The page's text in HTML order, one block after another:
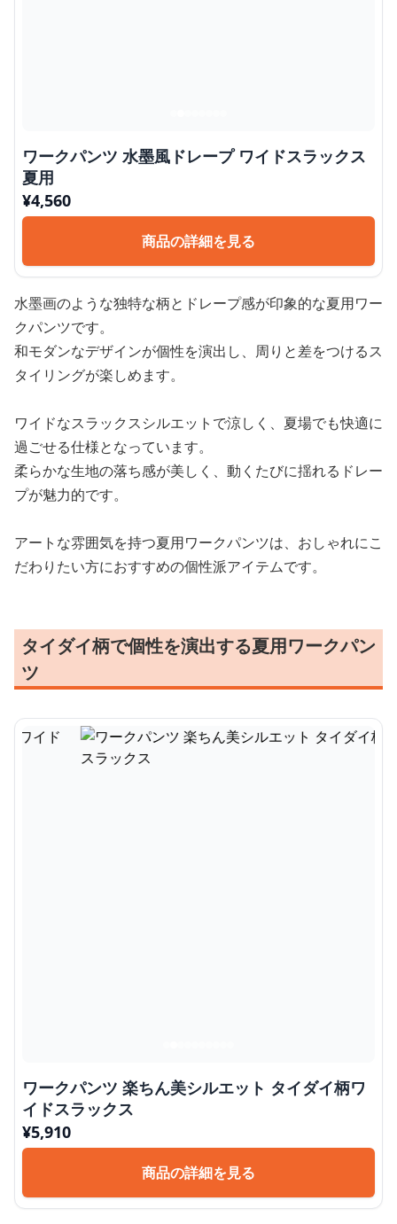
ワークパンツ 水墨風ドレープ ワイドスラックス
夏用
¥4,560
商品の詳細を見る
水墨画のような独特な柄とドレープ感が印象的な夏用ワー
クパンツです。
和モダンなデザインが個性を演出し、周りと差をつけるス
タイリングが楽しめます。
ワイドなスラックスシルエットで涼しく、夏場でも快適に
過ごせる仕様となっています。
柔らかな生地の落ち感が美しく、動くたびに揺れるドレー
プが魅力的です。
アートな雰囲気を持つ夏用ワークパンツは、おしゃれにこ
だわりたい方におすすめの個性派アイテムです。
タイダイ柄で個性を演出する夏用ワークパン
ツ
ワークパンツ 楽ちん美シルエット タイダイ柄ワ
イドスラックス
¥5,910
商品の詳細を見る